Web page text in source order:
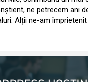
ne petrecem ani
Alții ne-am împrietenit